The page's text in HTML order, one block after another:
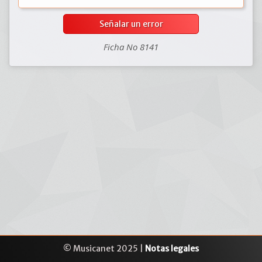
Señalar un error
Ficha No 8141
© Musicanet 2025 | Notas legales